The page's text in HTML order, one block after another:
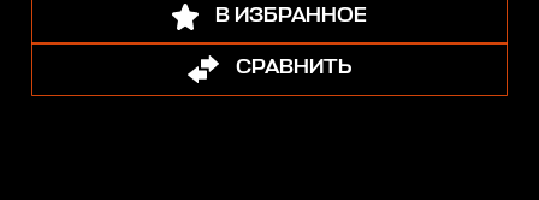
В ИЗБРАННОЕ
СРАВНИТЬ